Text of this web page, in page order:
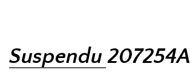
Suspendu 207254A